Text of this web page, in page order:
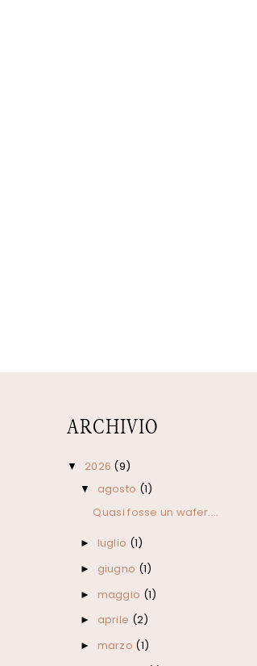
ARCHIVIO
▼ 2026 (9)
▼ agosto (1)
Quasi fosse un wafer....
► luglio (1)
► giugno (1)
► maggio (1)
► aprile (2)
► marzo (1)